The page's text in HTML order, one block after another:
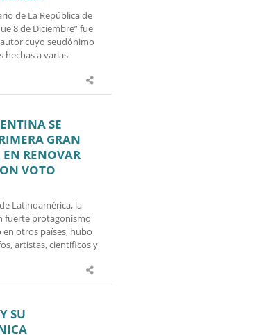
de La República de
8 de Diciembre” fue
cuyo seudónimo
hechas a varias
SE
GRAN
RENOVAR
VOTO
Latinoamérica, la
fuerte protagonismo
otros países, hubo
artistas, científicos y
SU